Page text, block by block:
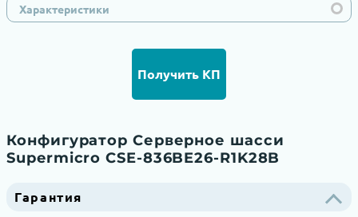
Характеристики
Получить КП
Конфигуратор Серверное шасси
Supermicro CSE-836BE26-R1K28B
Гарантия